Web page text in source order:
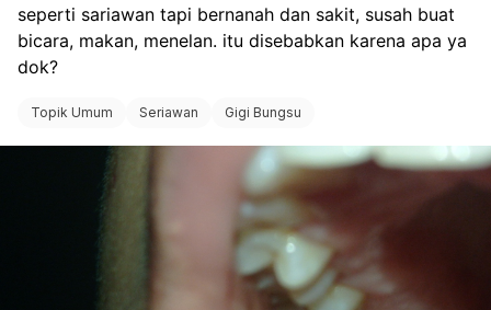
seperti sariawan tapi bernanah dan sakit, susah buat
bicara, makan, menelan. itu disebabkan karena apa ya
dok?
Topik Umum Seriawan Gigi Bungsu